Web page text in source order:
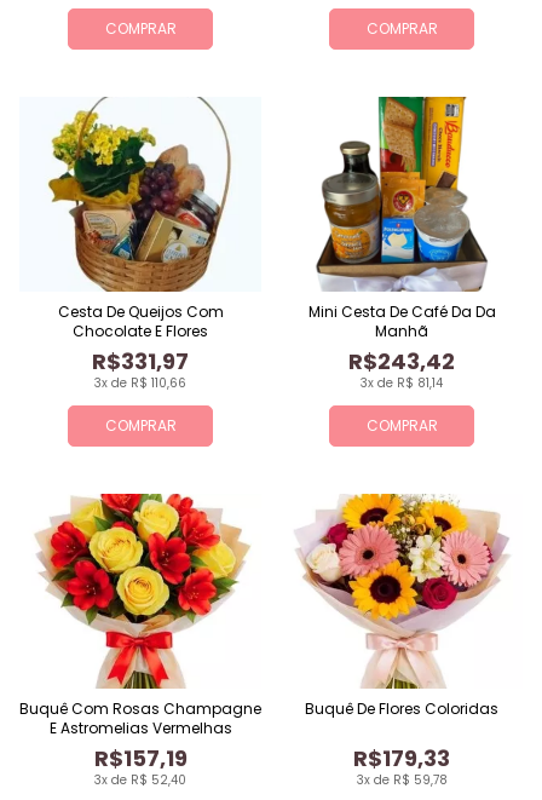
COMPRAR COMPRAR
COMPRAR
3x de R$ 110,66
R$331,97
Cesta De Queijos Com
Chocolate E Flores
COMPRAR
3x de R$ 81,14
R$243,42
Mini Cesta De Café Da Da
Manhã
3x de R$ 52,40
R$157,19
Buquê Com Rosas Champagne
E Astromelias Vermelhas
3x de R$ 59,78
R$179,33
Buquê De Flores Coloridas